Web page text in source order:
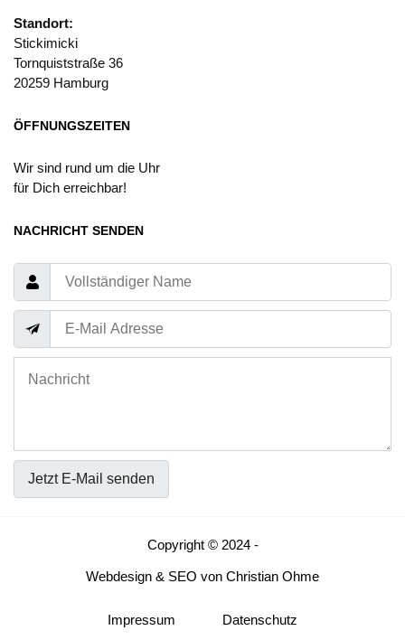
Standort:
Stickimicki
Tornquiststraße 36
20259 Hamburg
ÖFFNUNGSZEITEN
Wir sind rund um die Uhr
für Dich erreichbar!
NACHRICHT SENDEN
Jetzt E-Mail senden
Copyright © 2024 -
Webdesign & SEO von Christian Ohme
Impressum Datenschutz